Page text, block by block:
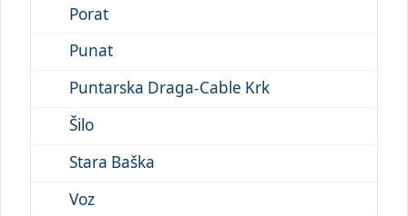
Porat
Punat
Puntarska Draga-Cable Krk
Šilo
Stara Baška
Voz